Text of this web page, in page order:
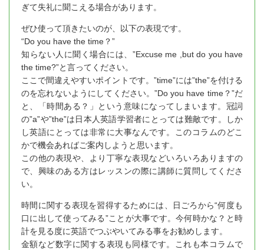
ぎて失礼に聞こえる場合があります。
ぜひ使って頂きたいのが、以下の表現です。
“Do you have the time？”
知らない人に聞く場合には、”Excuse me ,but do you have
the time?”と言ってください。
ここで間違えやすいポイントです。”time”には”the”を付ける
のを忘れないようにしてください。”Do you have time？”だ
と、「時間ある？」という意味になってしまいます。冠詞
の”a”や”the”は日本人英語学習者にとっては難敵です。しか
し英語にとっては非常に大事なんです。このコラムのどこ
かで機会あればご案内しようと思います。
この他の表現や、より丁寧な表現などいろいろありますの
で、興味のある方はレッスンの際に講師に質問してくださ
い。
時間に関する表現を習得するためには、日ごろから“何度も
口に出して使ってみる”ことが大事です。今何時かな？と時
計を見る度に英語でつぶやいてみる事をお勧めします。
金額など数字に関する表現も同様です。これも本コラムで